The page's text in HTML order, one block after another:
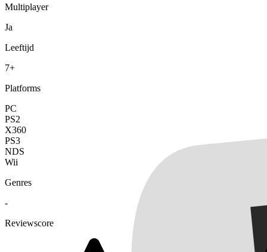
Multiplayer
Ja
Leeftijd
7+
Platforms
PC
PS2
X360
PS3
NDS
Wii
Genres
-
Reviewscore